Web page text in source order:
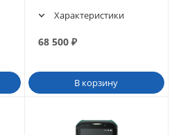
Характеристики
68 500₽
В корзину